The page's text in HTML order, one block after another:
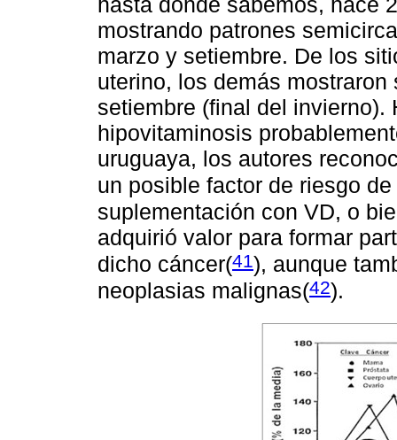
mostrando patrones
marzo y setiembre. De los
uterino, los demás
setiembre (final del invierno).
hipovitaminosis
uruguaya, los autores
un posible factor de riesgo
suplementación con VD, o
adquirió valor para formar
dicho cáncer(41), aunque
neoplasias malignas(42).